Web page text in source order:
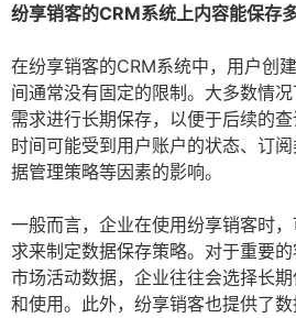
纷享销客的CRM系统上内容能保存多
在纷享销客的CRM系统中，用户创
间通常没有固定的限制。大多数情
需求进行长期保存，以便于后续的
时间可能受到用户账户的状态、订
据管理策略等因素的影响。
一般而言，企业在使用纷享销客时
求来制定数据保存策略。对于重要
市场活动数据，企业往往会选择长
和使用。此外，纷享销客也提供了